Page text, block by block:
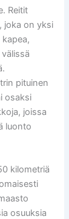
Reitit
joka on yksi
pituinen
osaksi
joissa
luonto
kilometriä
osuuksia